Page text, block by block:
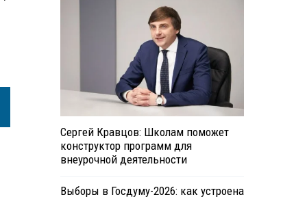
Сергей Кравцов: Школам поможет
конструктор программ для
внеурочной деятельности
Выборы в Госдуму-2026: как устроена